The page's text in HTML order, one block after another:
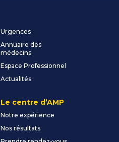
Urgences
Annuaire des
médecins
Espace Professionnel
Actualités
Le centre d’AMP
Notre expérience
Nos résultats